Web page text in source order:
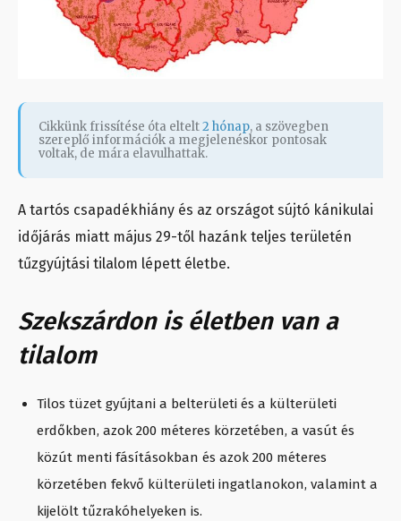
Cikkünk frissítése óta eltelt2 hónap, a szövegben
szereplő információk a megjelenéskor pontosak
voltak, de mára elavulhattak.
A tartós csapadékhiány és az országot sújtó kánikulai
időjárás miatt május 29-től hazánk teljes területén
tűzgyújtási tilalom lépett életbe.
Szekszárdon is életben van a
tilalom
Tilos tüzet gyújtani a belterületi és a külterületi
erdőkben, azok 200 méteres körzetében, a vasút és
közút menti fásításokban és azok 200 méteres
körzetében fekvő külterületi ingatlanokon, valamint a
kijelölt tűzrakóhelyeken is.